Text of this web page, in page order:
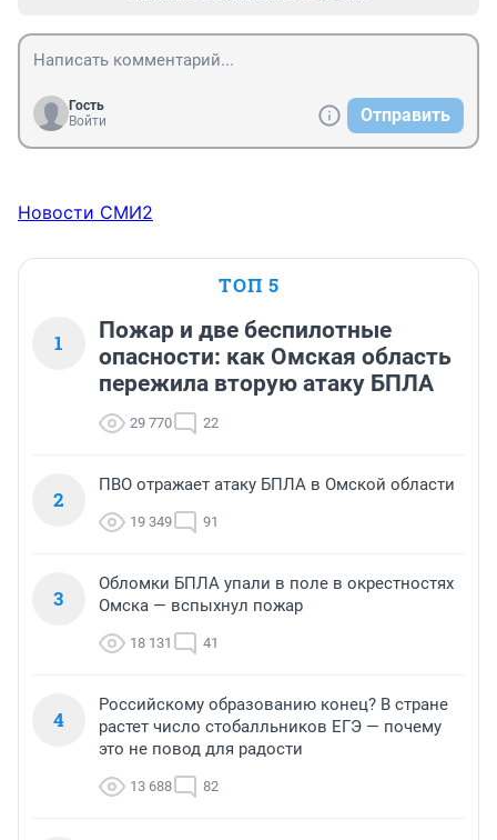
Гость
Войти
Отправить
Новости СМИ2
ТОП 5
1
Пожар и две беспилотные
опасности: как Омская область
пережила вторую атаку БПЛА
29 770 22
2
ПВО отражает атаку БПЛА в Омской области
19 349 91
3
Обломки БПЛА упали в поле в окрестностях
Омска — вспыхнул пожар
18 131 41
4
Российскому образованию конец? В стране
растет число стобалльников ЕГЭ — почему
это не повод для радости
13 688 82